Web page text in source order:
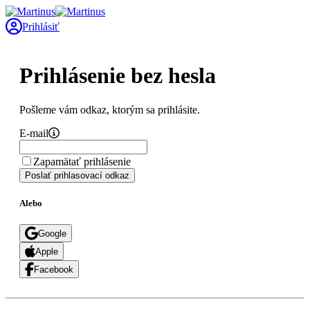
Prihlásiť
Prihlásenie bez hesla
Pošleme vám odkaz, ktorým sa prihlásite.
E-mail
Zapamätať prihlásenie
Poslať prihlasovací odkaz
Alebo
Google
Apple
Facebook